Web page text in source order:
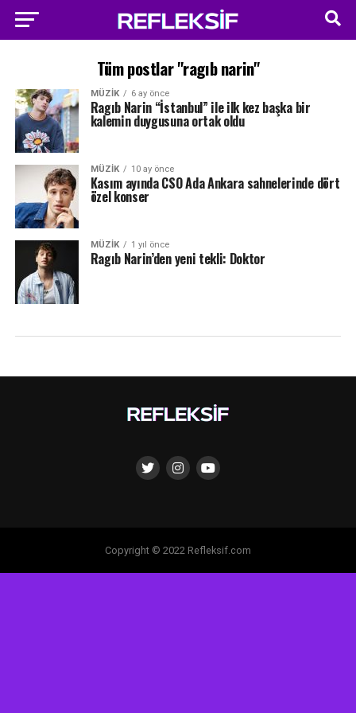
Tüm postlar "ragıb narin"
MÜZIK 6 ay önce
Ragıb Narin “İstanbul” ile ilk kez başka bir
kalemin duygusuna ortak oldu
MÜZIK 10 ay önce
Kasım ayında CSO Ada Ankara sahnelerinde dört
özel konser
MÜZIK 1 yıl önce
Ragıb Narin’den yeni tekli: Doktor
Copyright © 2022 Refleksif.com